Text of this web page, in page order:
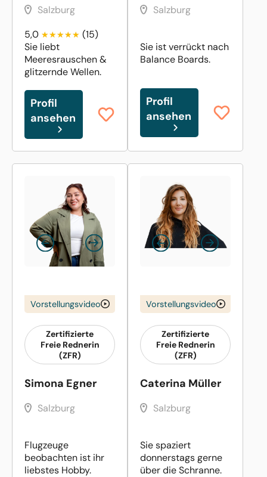
Salzburg
5,0
(15)
Sie liebt
Meeresrauschen &
glitzernde Wellen.
Profil
ansehen
Salzburg
Sie ist verrückt nach
Balance Boards.
Profil
ansehen
Vorstellungsvideo
Zertifizierte
Freie Rednerin
(ZFR)
Simona Egner
Salzburg
Flugzeuge
beobachten ist ihr
liebstes Hobby.
Vorstellungsvideo
Zertifizierte
Freie Rednerin
(ZFR)
Caterina Müller
Salzburg
Sie spaziert
donnerstags gerne
über die Schranne.